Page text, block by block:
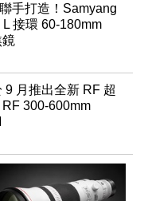
手打造！Samyang
接環 60-180mm
鏡
9 月推出全新 RF 超
300-600mm